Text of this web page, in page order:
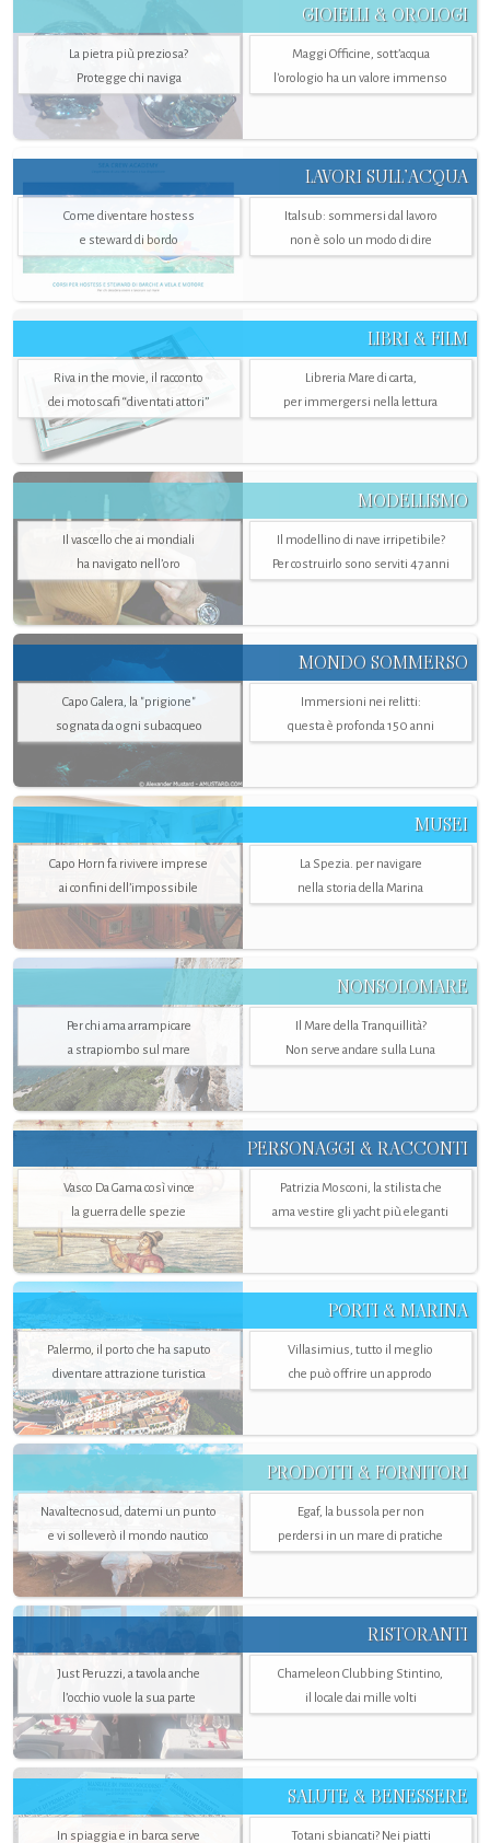
GIOIELLI & OROLOGI
La pietra più preziosa?
Protegge chi naviga
Maggi Officine, sott’acqua
l'orologio ha un valore immenso
LAVORI SULL’ACQUA
Come diventare hostess
e steward di bordo
Italsub: sommersi dal lavoro
non è solo un modo di dire
LIBRI & FILM
Riva in the movie, il racconto
dei motoscafi “diventati attori”
Libreria Mare di carta,
per immergersi nella lettura
MODELLISMO
Il vascello che ai mondiali
ha navigato nell’oro
Il modellino di nave irripetibile?
Per costruirlo sono serviti 47 anni
MONDO SOMMERSO
Capo Galera, la "prigione"
sognata da ogni subacqueo
Immersioni nei relitti:
questa è profonda 150 anni
MUSEI
Capo Horn fa rivivere imprese
ai confini dell’impossibile
La Spezia. per navigare
nella storia della Marina
NONSOLOMARE
Per chi ama arrampicare
a strapiombo sul mare
Il Mare della Tranquillità?
Non serve andare sulla Luna
PERSONAGGI & RACCONTI
Vasco Da Gama così vince
la guerra delle spezie
Patrizia Mosconi, la stilista che
ama vestire gli yacht più eleganti
PORTI & MARINA
Palermo, il porto che ha saputo
diventare attrazione turistica
Villasimius, tutto il meglio
che può offrire un approdo
PRODOTTI & FORNITORI
Navaltecnosud, datemi un punto
e vi solleverò il mondo nautico
Egaf, la bussola per non
perdersi in un mare di pratiche
RISTORANTI
Just Peruzzi, a tavola anche
l’occhio vuole la sua parte
Chameleon Clubbing Stintino,
il locale dai mille volti
SALUTE & BENESSERE
In spiaggia e in barca serve Totani sbiancati? Nei piatti